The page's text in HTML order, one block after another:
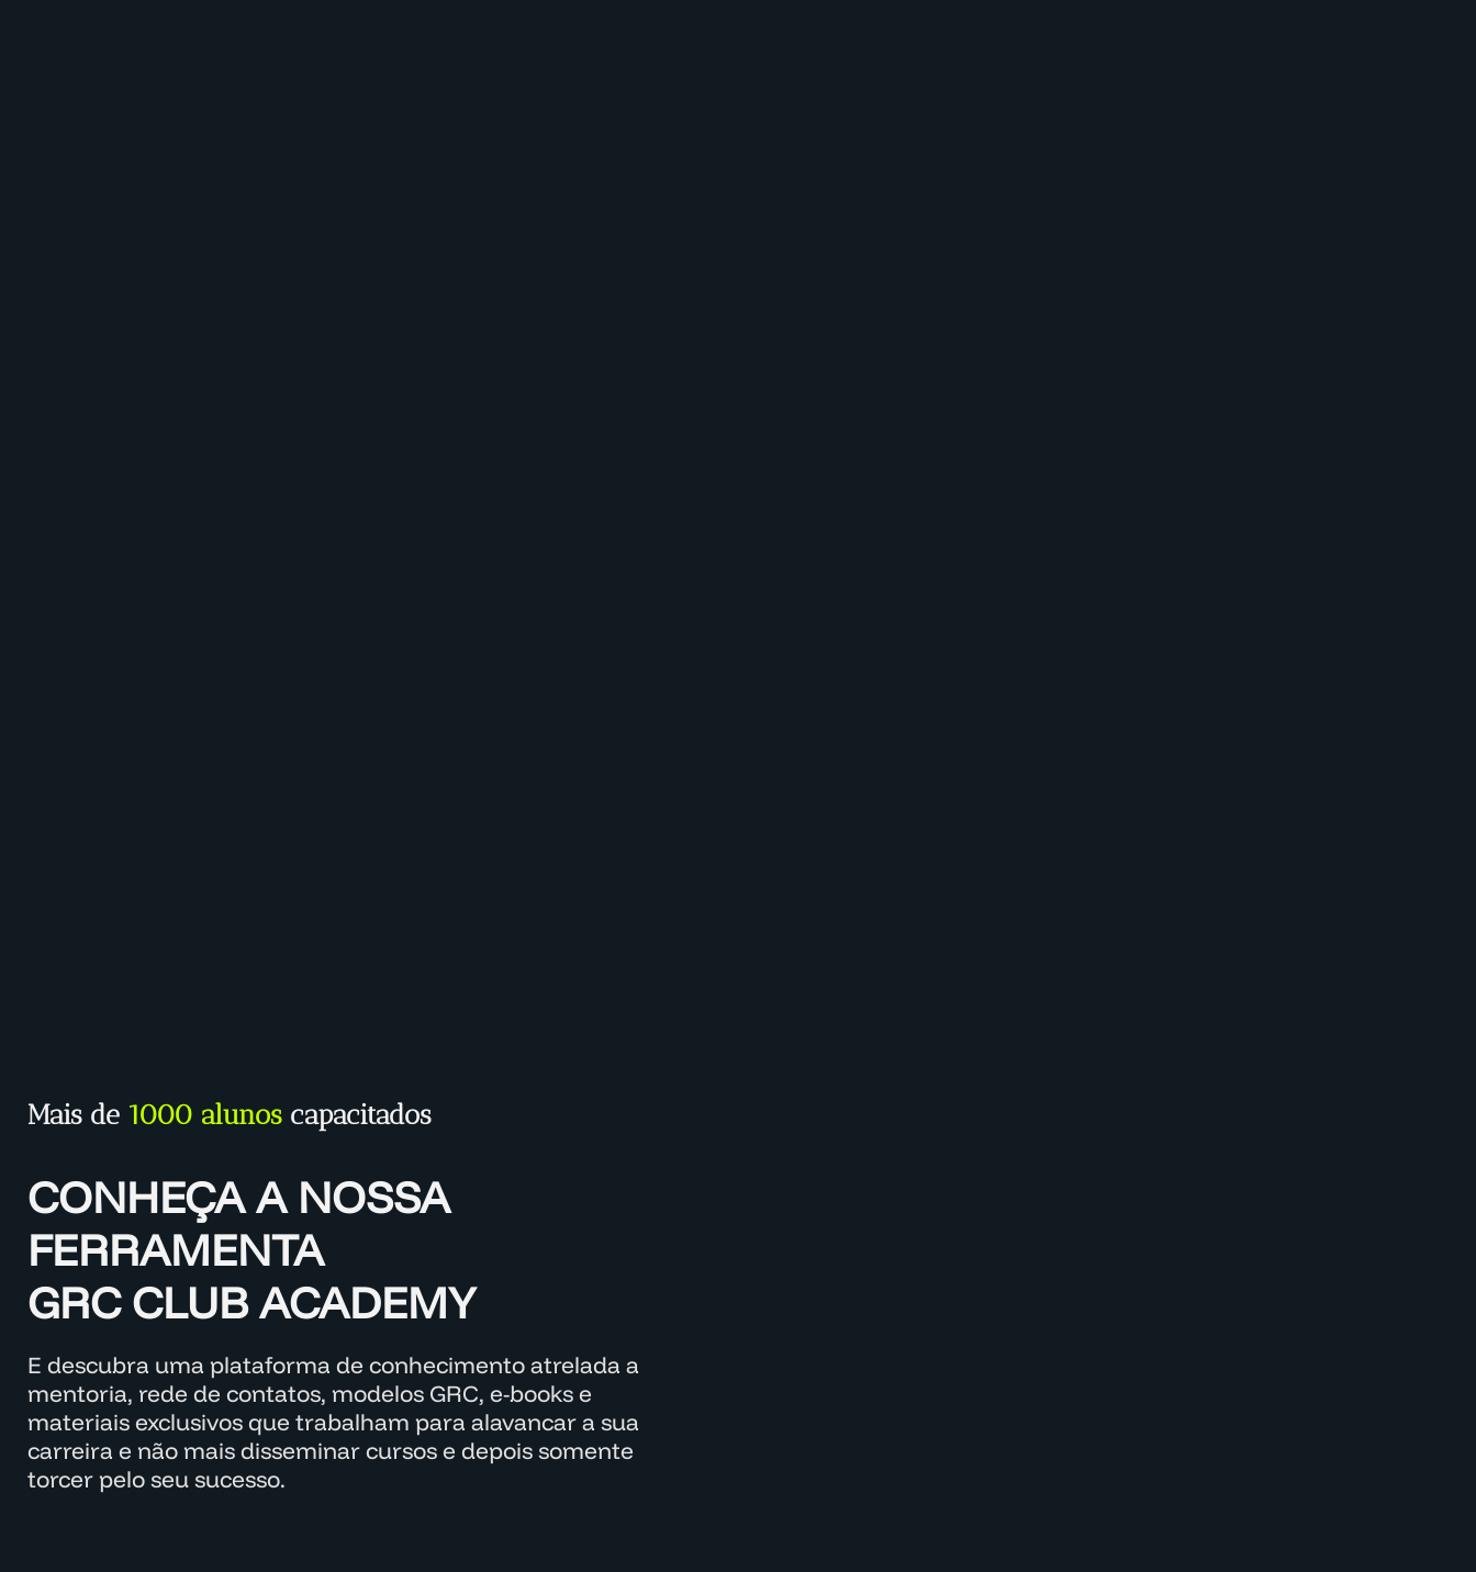
Mais de 1000 alunos capacitados
CONHEÇA A NOSSA
FERRAMENTA
GRC CLUB ACADEMY
E descubra uma plataforma de conhecimento atrelada a
mentoria, rede de contatos, modelos GRC, e-books e
materiais exclusivos que trabalham para alavancar a sua
carreira e não mais disseminar cursos e depois somente
torcer pelo seu sucesso.